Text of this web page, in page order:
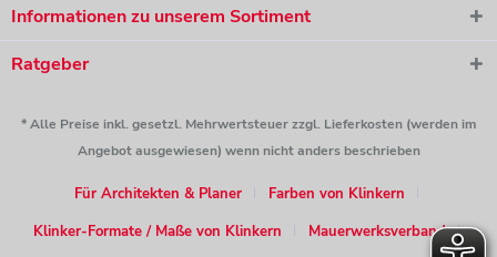
Informationen zu unserem Sortiment
Ratgeber
* Alle Preise inkl. gesetzl. Mehrwertsteuer zzgl. Lieferkosten (werden im
Angebot ausgewiesen) wenn nicht anders beschrieben
Für Architekten & Planer
Farben von Klinkern
Klinker-Formate / Maße von Klinkern
Mauerwerksverband